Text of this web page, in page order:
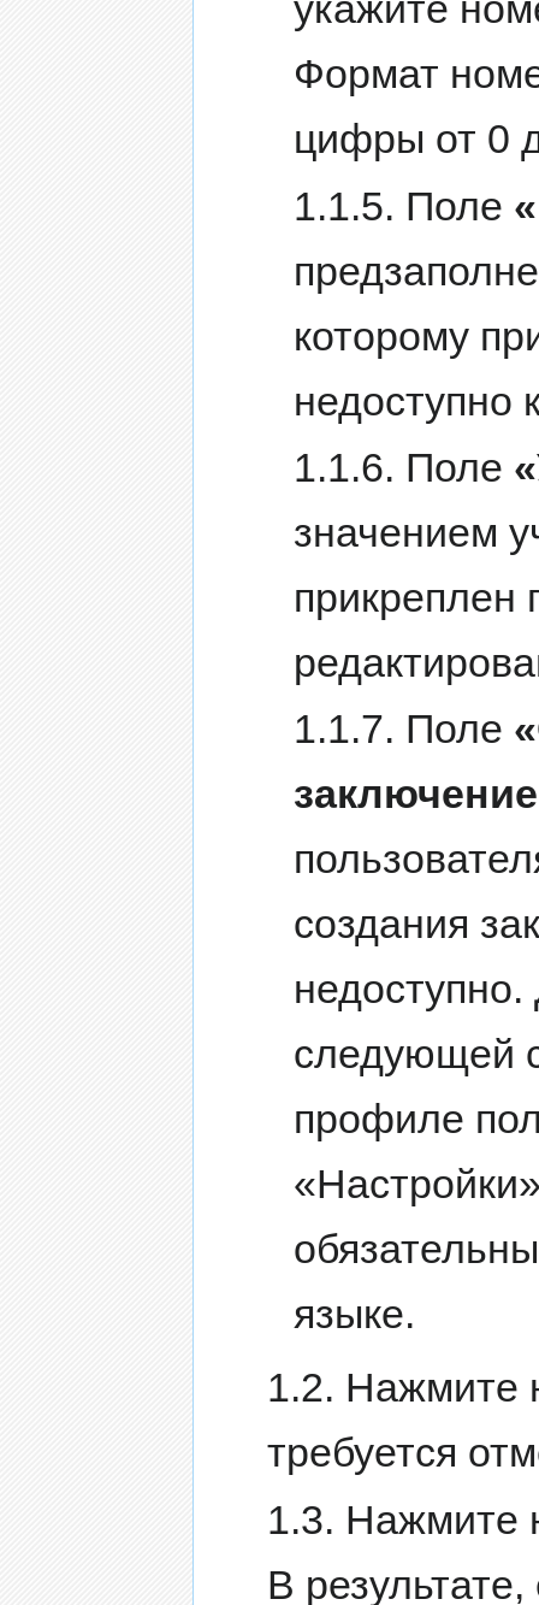
Формат
цифры от 0
1.1.5. Поле
которому
недоступно
1.1.6. Поле
значением
прикреплен
1.1.7. Поле
создания
следующей
профиле
языке.
1.2. Нажмите
требуется
1.3. Нажмите
В